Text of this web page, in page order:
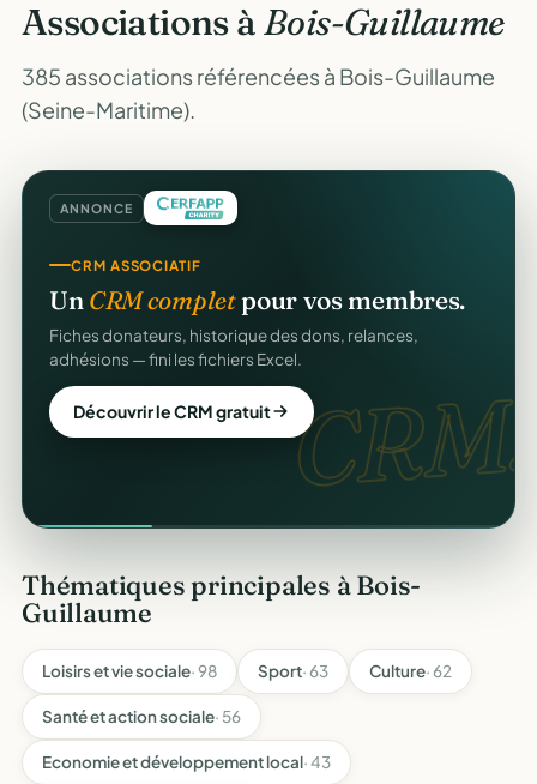
Associations àBois-Guillaume
385 associations référencées à Bois-Guillaume
(Seine-Maritime).
ANNONCE
CRM.
CRM ASSOCIATIF
Un CRM completpour vos membres.
Fiches donateurs, historique des dons, relances,
adhésions — fini les fichiers Excel.
Découvrir le CRM gratuit
Thématiques principales à Bois-
Guillaume
Loisirs et vie sociale· 98 Sport· 63 Culture· 62
Santé et action sociale· 56
Economie et développement local· 43